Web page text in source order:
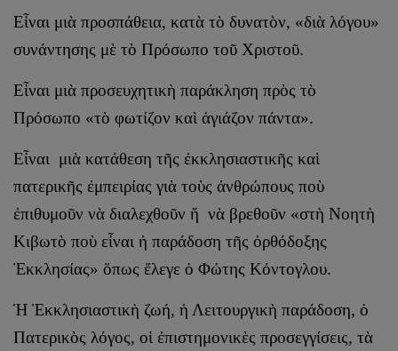
Εἶναι μιὰ προσπάθεια, κατὰ τὸ δυνατὸν, «διὰ λόγου»
συνάντησης μὲ τὸ Πρόσωπο τοῦ Χριστοῦ.
Εἶναι μιὰ προσευχητικὴ παράκληση πρὸς τὸ
Πρόσωπο «τὸ φωτίζον καὶ ἁγιάζον πάντα».
Εἶναι μιὰ κατάθεση τῆς ἐκκλησιαστικῆς καὶ
πατερικῆς ἐμπειρίας γιὰ τοὺς ἀνθρώπους ποὺ
ἐπιθυμοῦν νὰ διαλεχθοῦν ἤ νὰ βρεθοῦν «στὴ Νοητὴ
Κιβωτὸ ποὺ εἶναι ἡ παράδοση τῆς ὀρθόδοξης
Ἐκκλησίας» ὅπως ἔλεγε ὁ Φώτης Κόντογλου.
Ἡ Ἐκκλησιαστικὴ ζωή, ἡ Λειτουργικὴ παράδοση, ὁ
Πατερικὸς λόγος, οἱ ἐπιστημονικὲς προσεγγίσεις, τὰ